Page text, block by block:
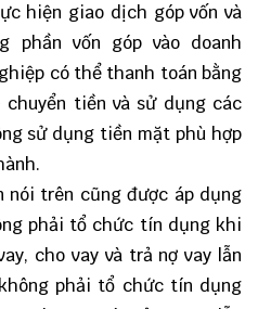
hiện giao dịch góp vốn và
phần vốn góp vào doanh
có thể thanh toán bằng
tiền và sử dụng các
sử dụng tiền mặt phù hợp
trên cũng được áp dụng
phải tổ chức tín dụng khi
cho vay và trả nợ vay lẫn
phải tổ chức tín dụng